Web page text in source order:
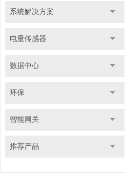
系统解决方案
电量传感器
数据中心
环保
智能网关
推荐产品